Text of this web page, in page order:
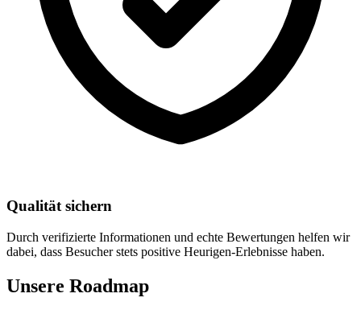
Qualität sichern
Durch verifizierte Informationen und echte Bewertungen helfen wir
dabei, dass Besucher stets positive Heurigen-Erlebnisse haben.
Unsere Roadmap